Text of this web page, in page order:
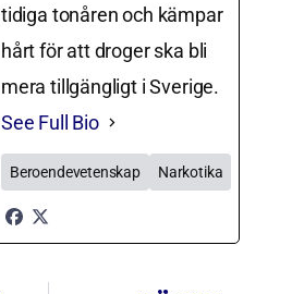
tidiga tonåren och kämpar
hårt för att droger ska bli
mera tillgängligt i Sverige.
See Full Bio
Beroendevetenskap Narkotika